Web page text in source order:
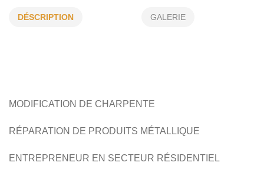
Spécialités
DÉSCRIPTION GALERIE
MODIFICATION DE CHARPENTE
RÉPARATION DE PRODUITS MÉTALLIQUE
ENTREPRENEUR EN SECTEUR RÉSIDENTIEL